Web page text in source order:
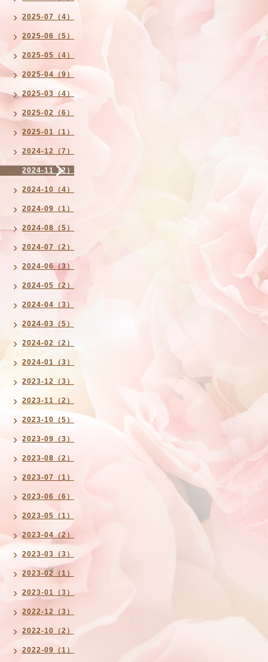
2025-07（4）
2025-06（5）
2025-05（4）
2025-04（9）
2025-03（4）
2025-02（6）
2025-01（1）
2024-12（7）
2024-11（2）
2024-10（4）
2024-09（1）
2024-08（5）
2024-07（2）
2024-06（3）
2024-05（2）
2024-04（3）
2024-03（5）
2024-02（2）
2024-01（3）
2023-12（3）
2023-11（2）
2023-10（5）
2023-09（3）
2023-08（2）
2023-07（1）
2023-06（6）
2023-05（1）
2023-04（2）
2023-03（3）
2023-02（1）
2023-01（3）
2022-12（3）
2022-10（2）
2022-09（1）